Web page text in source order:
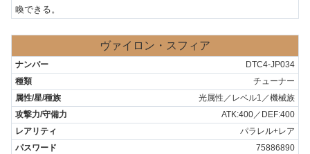
喚できる。
ヴァイロン・スフィア
DTC4-JP034
チューナー
光属性／レベル1／機械族
ATK:400／DEF:400
パラレル+レア
75886890